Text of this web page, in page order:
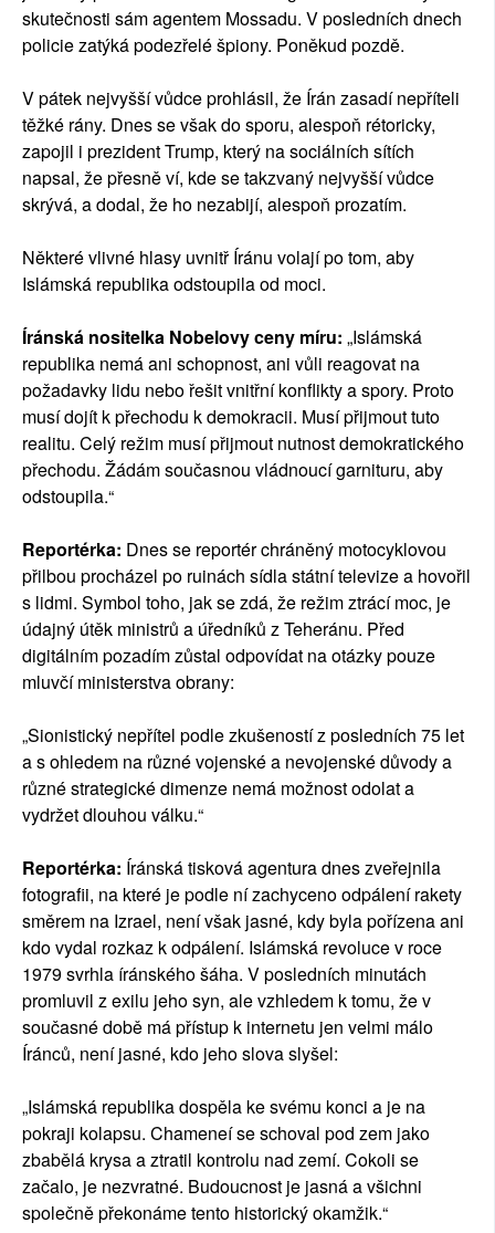
skutečnosti sám agentem Mossadu. V posledních dnech
policie zatýká podezřelé špiony. Poněkud pozdě.
V pátek nejvyšší vůdce prohlásil, že Írán zasadí nepříteli
těžké rány. Dnes se však do sporu, alespoň rétoricky,
zapojil i prezident Trump, který na sociálních sítích
napsal, že přesně ví, kde se takzvaný nejvyšší vůdce
skrývá, a dodal, že ho nezabijí, alespoň prozatím.
Některé vlivné hlasy uvnitř Íránu volají po tom, aby
Islámská republika odstoupila od moci.
Íránská nositelka Nobelovy ceny míru: „Islámská
republika nemá ani schopnost, ani vůli reagovat na
požadavky lidu nebo řešit vnitřní konflikty a spory. Proto
musí dojít k přechodu k demokracii. Musí přijmout tuto
realitu. Celý režim musí přijmout nutnost demokratického
přechodu. Žádám současnou vládnoucí garnituru, aby
odstoupila.“
Reportérka: Dnes se reportér chráněný motocyklovou
přilbou procházel po ruinách sídla státní televize a hovořil
s lidmi. Symbol toho, jak se zdá, že režim ztrácí moc, je
údajný útěk ministrů a úředníků z Teheránu. Před
digitálním pozadím zůstal odpovídat na otázky pouze
mluvčí ministerstva obrany:
„Sionistický nepřítel podle zkušeností z posledních 75 let
a s ohledem na různé vojenské a nevojenské důvody a
různé strategické dimenze nemá možnost odolat a
vydržet dlouhou válku.“
Reportérka: Íránská tisková agentura dnes zveřejnila
fotografii, na které je podle ní zachyceno odpálení rakety
směrem na Izrael, není však jasné, kdy byla pořízena ani
kdo vydal rozkaz k odpálení. Islámská revoluce v roce
1979 svrhla íránského šáha. V posledních minutách
promluvil z exilu jeho syn, ale vzhledem k tomu, že v
současné době má přístup k internetu jen velmi málo
Íránců, není jasné, kdo jeho slova slyšel:
„Islámská republika dospěla ke svému konci a je na
pokraji kolapsu. Chameneí se schoval pod zem jako
zbabělá krysa a ztratil kontrolu nad zemí. Cokoli se
začalo, je nezvratné. Budoucnost je jasná a všichni
společně překonáme tento historický okamžik.“